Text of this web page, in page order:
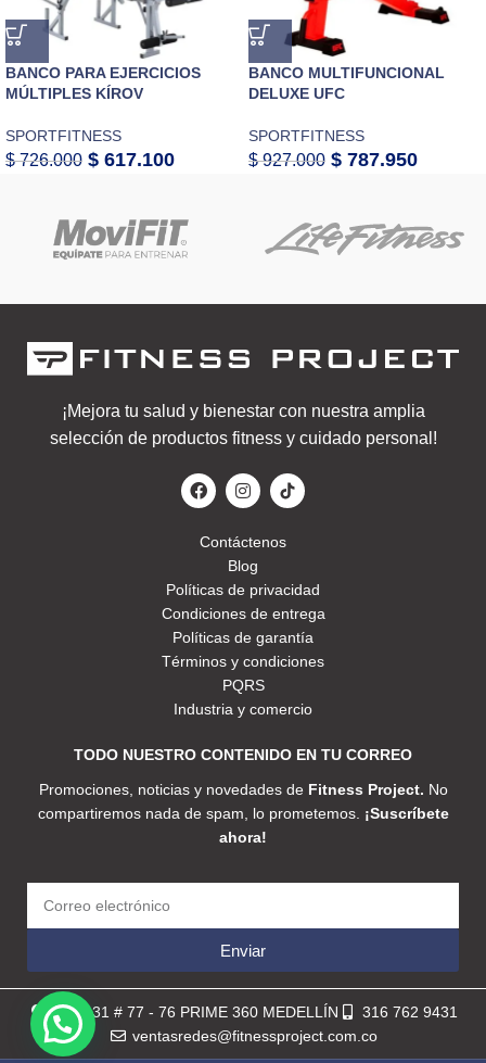
BANCO PARA EJERCICIOS
MÚLTIPLES KÍROV
SPORTFITNESS
$726.000 $ 617.100
BANCO MULTIFUNCIONAL
DELUXE UFC
SPORTFITNESS
$927.000 $ 787.950
¡Mejora tu salud y bienestar con nuestra amplia
selección de productos fitness y cuidado personal!
Contáctenos
Blog
Políticas de privacidad
Condiciones de entrega
Políticas de garantía
Términos y condiciones
PQRS
Industria y comercio
TODO NUESTRO CONTENIDO EN TU CORREO
Promociones, noticias y novedades de Fitness Project. No
compartiremos nada de spam, lo prometemos. ¡Suscríbete
ahora!
Enviar
Calle 31 # 77 - 76 PRIME 360 MEDELLÍN
316 762 9431
ventasredes@fitnessproject.com.co